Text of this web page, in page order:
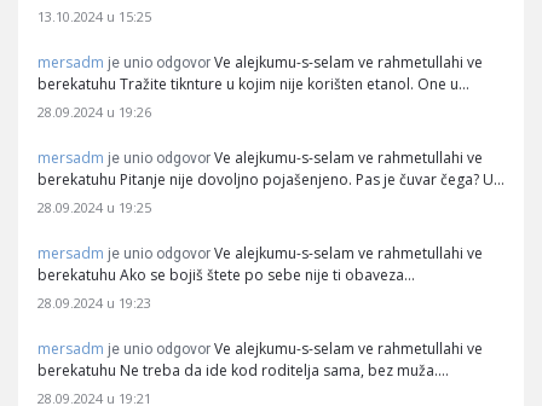
13.10.2024 u 15:25
mersadm je unio odgovor Ve alejkumu-s-selam ve rahmetullahi ve
berekatuhu Tražite tiknture u kojim nije korišten etanol. One u…
28.09.2024 u 19:26
mersadm je unio odgovor Ve alejkumu-s-selam ve rahmetullahi ve
berekatuhu Pitanje nije dovoljno pojašenjeno. Pas je čuvar čega? U…
28.09.2024 u 19:25
mersadm je unio odgovor Ve alejkumu-s-selam ve rahmetullahi ve
berekatuhu Ako se bojiš štete po sebe nije ti obaveza…
28.09.2024 u 19:23
mersadm je unio odgovor Ve alejkumu-s-selam ve rahmetullahi ve
berekatuhu Ne treba da ide kod roditelja sama, bez muža.…
28.09.2024 u 19:21